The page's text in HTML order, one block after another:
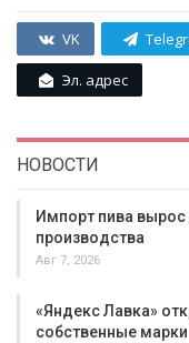
VK
Эл. адрес
НОВОСТИ
Импорт пива вырос
производства
Авг 7, 2026
«Яндекс Лавка»
собственные марки